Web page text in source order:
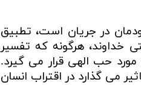
در جریان است، تطبیق
هرگونه که تفسیر
حب الهی قرار می گیرد.
می گذارد در اقتراب انسان